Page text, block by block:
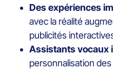
Des expériences
avec la réalité
publicités
Assistants vocaux
personnalisation